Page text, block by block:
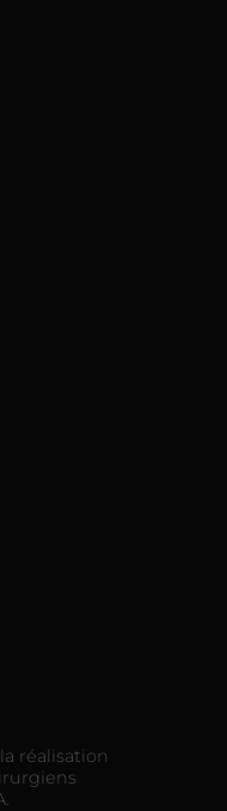
réalisation